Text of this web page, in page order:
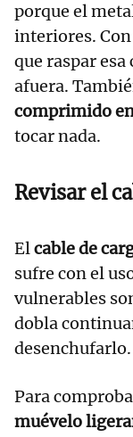
porque el
interiores.
que raspar esa
afuera.
comprimido
tocar nada.
Revisar el
Elcable de
sufre con el
vulnerables
dobla
desenchufarlo.
Para
muévelo